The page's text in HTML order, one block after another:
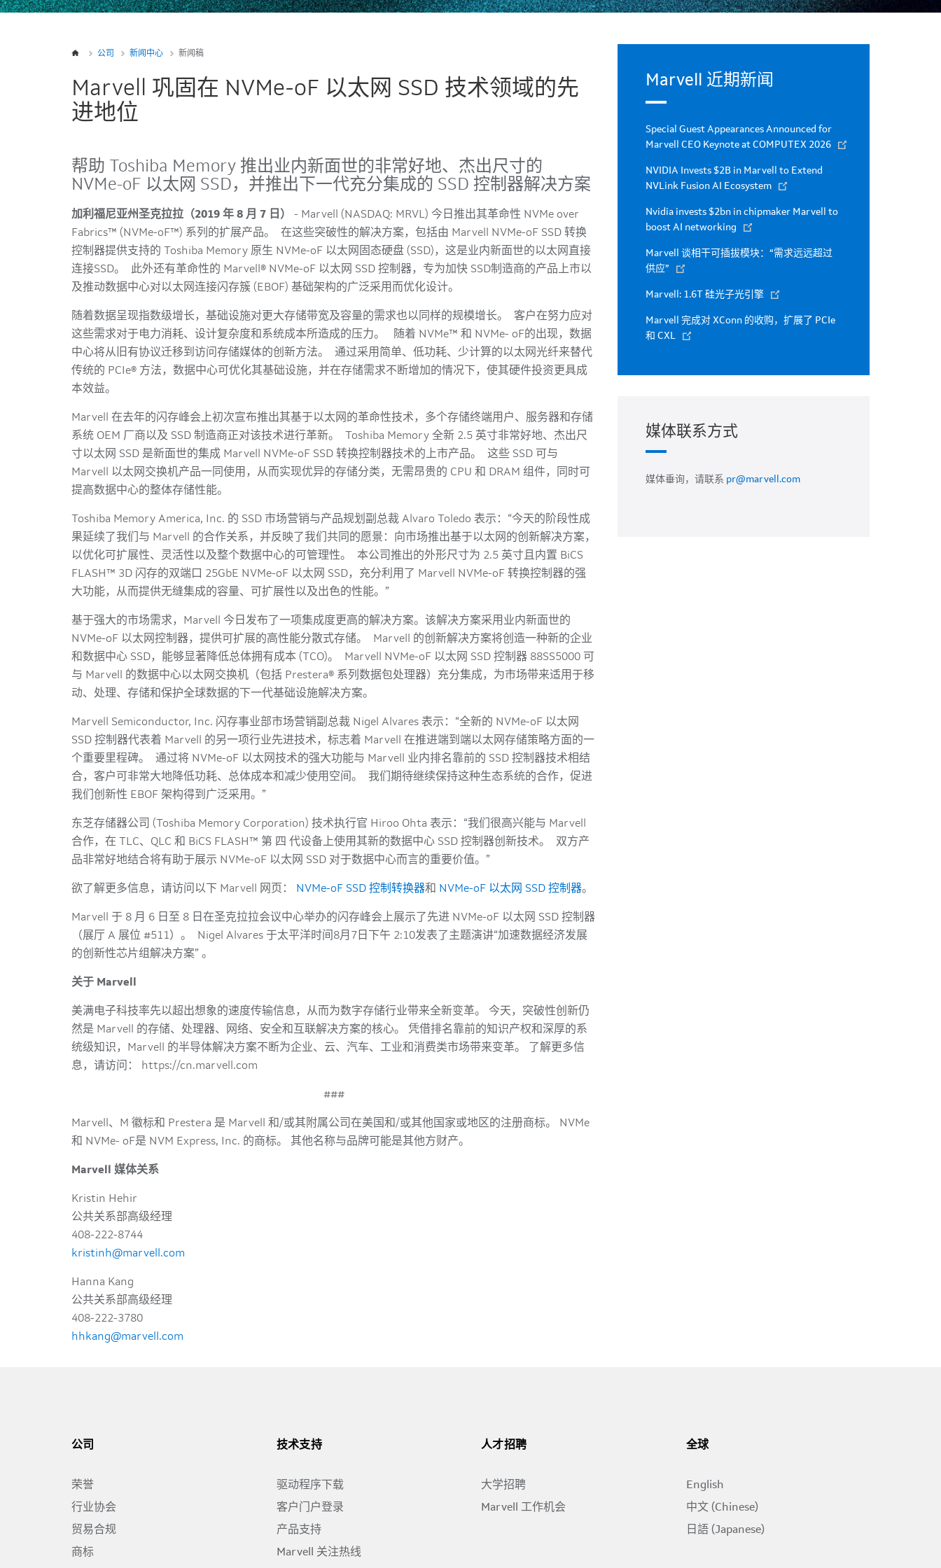
公司 新闻中心 新闻稿
Marvell 巩固在 NVMe-oF 以太网 SSD 技术领域的先
进地位
帮助 Toshiba Memory 推出业内新面世的非常好地、杰出尺寸的
NVMe-oF 以太网 SSD，并推出下一代充分集成的 SSD 控制器解决方案
加利福尼亚州圣克拉拉（2019 年 8 月 7 日）
- Marvell (NASDAQ: MRVL) 今日推出其革命性 NVMe over
Fabrics™ (NVMe-oF™) 系列的扩展产品。 在这些突破性的解决方案，包括由 Marvell NVMe-oF SSD 转换
控制器提供支持的 Toshiba Memory 原生 NVMe-oF 以太网固态硬盘 (SSD)，这是业内新面世的以太网直接
连接SSD。 此外还有革命性的 Marvell® NVMe-oF 以太网 SSD 控制器，专为加快 SSD制造商的产品上市以
及推动数据中心对以太网连接闪存簇 (EBOF) 基础架构的广泛采用而优化设计。
随着数据呈现指数级增长，基础设施对更大存储带宽及容量的需求也以同样的规模增长。 客户在努力应对
这些需求对于电力消耗、设计复杂度和系统成本所造成的压力。 随着 NVMe™ 和 NVMe- oF的出现，数据
中心将从旧有协议迁移到访问存储媒体的创新方法。 通过采用简单、低功耗、少计算的以太网光纤来替代
传统的 PCIe® 方法，数据中心可优化其基础设施，并在存储需求不断增加的情况下，使其硬件投资更具成
本效益。
Marvell 在去年的闪存峰会上初次宣布推出其基于以太网的革命性技术，多个存储终端用户、服务器和存储
系统 OEM 厂商以及 SSD 制造商正对该技术进行革新。 Toshiba Memory 全新 2.5 英寸非常好地、杰出尺
寸以太网 SSD 是新面世的集成 Marvell NVMe-oF SSD 转换控制器技术的上市产品。 这些 SSD 可与
Marvell 以太网交换机产品一同使用，从而实现优异的存储分类，无需昂贵的 CPU 和 DRAM 组件，同时可
提高数据中心的整体存储性能。
Toshiba Memory America, Inc. 的 SSD 市场营销与产品规划副总裁 Alvaro Toledo 表示：“今天的阶段性成
果延续了我们与 Marvell 的合作关系，并反映了我们共同的愿景：向市场推出基于以太网的创新解决方案，
以优化可扩展性、灵活性以及整个数据中心的可管理性。 本公司推出的外形尺寸为 2.5 英寸且内置 BiCS
FLASH™ 3D 闪存的双端口 25GbE NVMe-oF 以太网 SSD，充分利用了 Marvell NVMe-oF 转换控制器的强
大功能，从而提供无缝集成的容量、可扩展性以及出色的性能。”
基于强大的市场需求，Marvell 今日发布了一项集成度更高的解决方案。该解决方案采用业内新面世的
NVMe-oF 以太网控制器，提供可扩展的高性能分散式存储。 Marvell 的创新解决方案将创造一种新的企业
和数据中心 SSD，能够显著降低总体拥有成本 (TCO)。 Marvell NVMe-oF 以太网 SSD 控制器 88SS5000 可
与 Marvell 的数据中心以太网交换机（包括 Prestera® 系列数据包处理器）充分集成，为市场带来适用于移
动、处理、存储和保护全球数据的下一代基础设施解决方案。
Marvell Semiconductor, Inc. 闪存事业部市场营销副总裁 Nigel Alvares 表示：“全新的 NVMe-oF 以太网
SSD 控制器代表着 Marvell 的另一项行业先进技术，标志着 Marvell 在推进端到端以太网存储策略方面的一
个重要里程碑。 通过将 NVMe-oF 以太网技术的强大功能与 Marvell 业内排名靠前的 SSD 控制器技术相结
合，客户可非常大地降低功耗、总体成本和减少使用空间。 我们期待继续保持这种生态系统的合作，促进
我们创新性 EBOF 架构得到广泛采用。”
东芝存储器公司 (Toshiba Memory Corporation) 技术执行官 Hiroo Ohta 表示：“我们很高兴能与 Marvell
合作，在 TLC、QLC 和 BiCS FLASH™ 第 四 代设备上使用其新的数据中心 SSD 控制器创新技术。 双方产
品非常好地结合将有助于展示 NVMe-oF 以太网 SSD 对于数据中心而言的重要价值。”
欲了解更多信息，请访问以下 Marvell 网页： NVMe-oF SSD 控制转换器和 NVMe-oF 以太网 SSD 控制器。
Marvell 于 8 月 6 日至 8 日在圣克拉拉会议中心举办的闪存峰会上展示了先进 NVMe-oF 以太网 SSD 控制器
（展厅 A 展位 #511）。 Nigel Alvares 于太平洋时间8月7日下午 2:10发表了主题演讲“加速数据经济发展
的创新性芯片组解决方案” 。
关于 Marvell
美满电子科技率先以超出想象的速度传输信息，从而为数字存储行业带来全新变革。 今天，突破性创新仍
然是 Marvell 的存储、处理器、网络、安全和互联解决方案的核心。 凭借排名靠前的知识产权和深厚的系
统级知识，Marvell 的半导体解决方案不断为企业、云、汽车、工业和消费类市场带来变革。 了解更多信
息，请访问： https://cn.marvell.com
###
Marvell、M 徽标和 Prestera 是 Marvell 和/或其附属公司在美国和/或其他国家或地区的注册商标。 NVMe
和 NVMe- oF是 NVM Express, Inc. 的商标。 其他名称与品牌可能是其他方财产。
Marvell 媒体关系
Kristin Hehir
公共关系部高级经理
408-222-8744
kristinh@marvell.com
Hanna Kang
公共关系部高级经理
408-222-3780
hhkang@marvell.com
Marvell 近期新闻
Special Guest Appearances Announced for
Marvell CEO Keynote at COMPUTEX 2026
NVIDIA Invests $2B in Marvell to Extend
NVLink Fusion AI Ecosystem
Nvidia invests $2bn in chipmaker Marvell to
boost AI networking
Marvell 谈相干可插拔模块：“需求远远超过
供应”
Marvell: 1.6T 硅光子光引擎
Marvell 完成对 XConn 的收购，扩展了 PCIe
和 CXL
媒体联系方式
媒体垂询，请联系 pr@marvell.com
公司
荣誉
行业协会
贸易合规
商标
技术支持
驱动程序下载
客户门户登录
产品支持
Marvell 关注热线
人才招聘
大学招聘
Marvell 工作机会
全球
English
中文 (Chinese)
日語 (Japanese)